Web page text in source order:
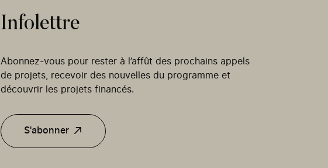
Infolettre
Abonnez-vous pour rester à l’affût des prochains appels
de projets, recevoir des nouvelles du programme et
découvrir les projets financés.
S'abonner